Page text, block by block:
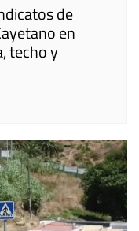
de
en
techo y